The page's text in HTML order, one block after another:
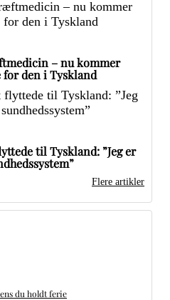
– nu kommer
den i Tyskland
til Tyskland: ”Jeg er
Flere artikler
du holdt ferie